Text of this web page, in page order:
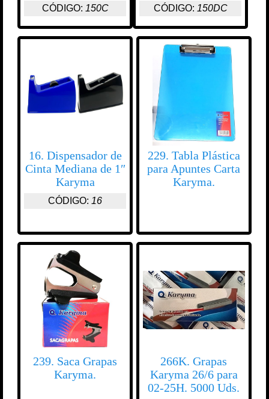
CÓDIGO: 150C CÓDIGO: 150DC
16. Dispensador de
Cinta Mediana de 1″
Karyma
CÓDIGO: 16
229. Tabla Plástica
para Apuntes Carta
Karyma.
239. Saca Grapas
Karyma.
266K. Grapas
Karyma 26/6 para
02-25H. 5000 Uds.